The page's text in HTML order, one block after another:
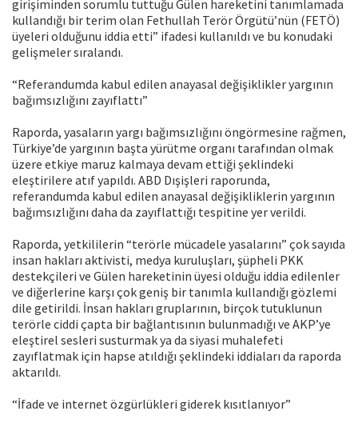
girişiminden sorumlu tuttuğu Gülen hareketini tanımlamada
kullandığı bir terim olan Fethullah Terör Örgütü’nün (FETÖ)
üyeleri olduğunu iddia etti” ifadesi kullanıldı ve bu konudaki
gelişmeler sıralandı.
“Referandumda kabul edilen anayasal değişiklikler yargının
bağımsızlığını zayıflattı”
Raporda, yasaların yargı bağımsızlığını öngörmesine rağmen,
Türkiye’de yargının başta yürütme organı tarafından olmak
üzere etkiye maruz kalmaya devam ettiği şeklindeki
eleştirilere atıf yapıldı. ABD Dışişleri raporunda,
referandumda kabul edilen anayasal değişikliklerin yargının
bağımsızlığını daha da zayıflattığı tespitine yer verildi.
Raporda, yetkililerin “terörle mücadele yasalarını” çok sayıda
insan hakları aktivisti, medya kuruluşları, şüpheli PKK
destekçileri ve Gülen hareketinin üyesi olduğu iddia edilenler
ve diğerlerine karşı çok geniş bir tanımla kullandığı gözlemi
dile getirildi. İnsan hakları gruplarının, birçok tutuklunun
terörle ciddi çapta bir bağlantısının bulunmadığı ve AKP’ye
eleştirel sesleri susturmak ya da siyasi muhalefeti
zayıflatmak için hapse atıldığı şeklindeki iddiaları da raporda
aktarıldı.
“İfade ve internet özgürlükleri giderek kısıtlanıyor”